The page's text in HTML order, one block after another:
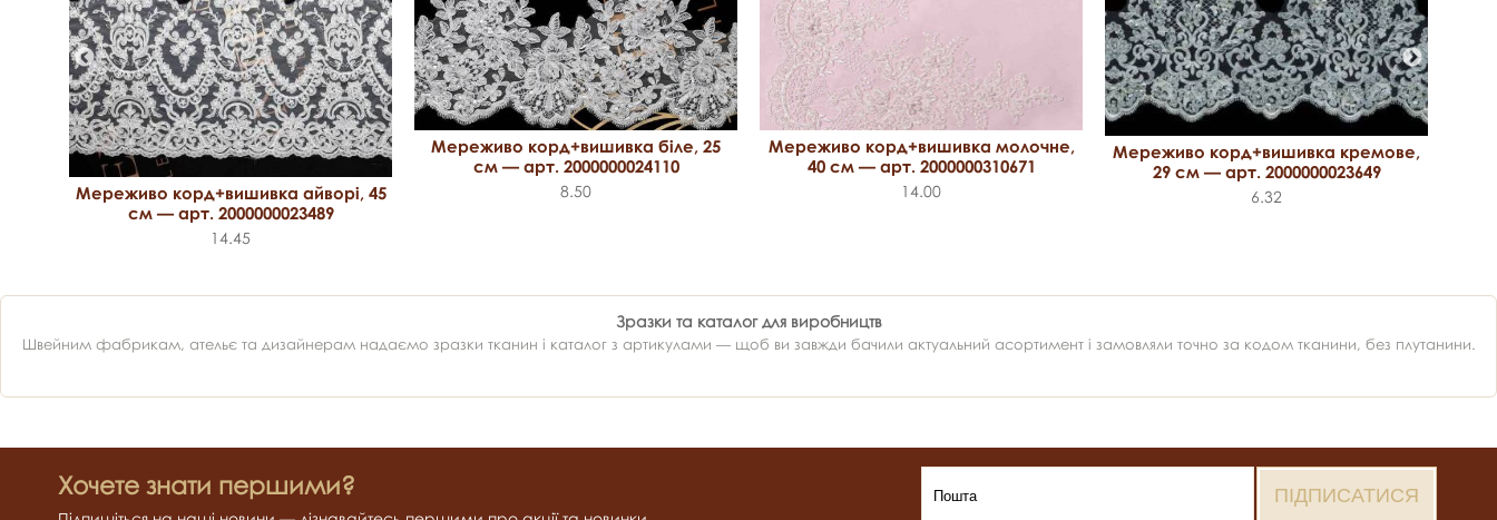
Мереживо корд+вишивка айворі, 45
см — арт. 2000000023489
14.45
Мереживо корд+вишивка біле, 25
см — арт. 2000000024110
8.50
Мереживо корд+вишивка молочне,
40 см — арт. 2000000310671
14.00
Мереживо корд+вишивка кремове,
29 см — арт. 2000000023649
6.32
Зразки та каталог для виробництв
Швейним фабрикам, ательє та дизайнерам надаємо зразки тканин і каталог з артикулами — щоб ви завжди бачили актуальний асортимент і замовляли точно за кодом тканини, без плутанини.
Хочете знати першими?